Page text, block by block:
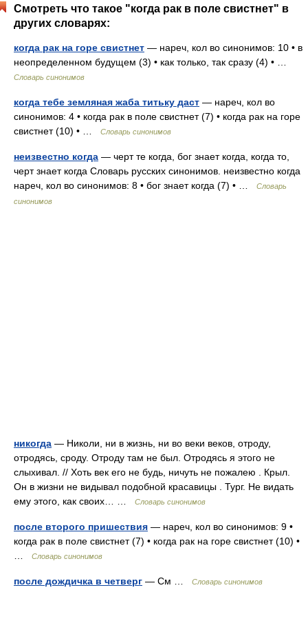
Смотреть что такое "когда рак в поле свистнет" в
других словарях:
когда рак на горе свистнет — нареч, кол во синонимов: 10 • в
неопределенном будущем (3) • как только, так сразу (4) • …
Словарь синонимов
когда тебе земляная жаба титьку даст — нареч, кол во
синонимов: 4 • когда рак в поле свистнет (7) • когда рак на горе
свистнет (10) • …
Словарь синонимов
неизвестно когда — черт те когда, бог знает когда, когда то,
черт знает когда Словарь русских синонимов. неизвестно когда
нареч, кол во синонимов: 8 • бог знает когда (7) • …
Словарь
синонимов
никогда — Николи, ни в жизнь, ни во веки веков, отроду,
отродясь, сроду. Отроду там не был. Отродясь я этого не
слыхивал. // Хоть век его не будь, ничуть не пожалею . Крыл.
Он в жизни не видывал подобной красавицы . Тург. Не видать
ему этого, как своих… …
Словарь синонимов
после второго пришествия — нареч, кол во синонимов: 9 •
когда рак в поле свистнет (7) • когда рак на горе свистнет (10) •
Словарь синонимов
после дождичка в четверг — См … Словарь синонимов